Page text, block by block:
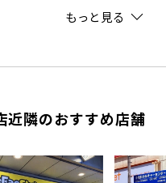
もっと見る
近隣のおすすめ店舗